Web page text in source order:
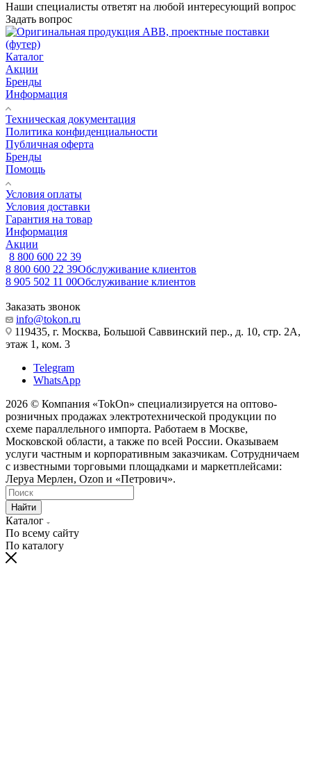
Наши специалисты ответят на любой интересующий вопрос
Задать вопрос
Каталог
Акции
Бренды
Информация
Техническая документация
Политика конфиденциальности
Публичная оферта
Бренды
Помощь
Условия оплаты
Условия доставки
Гарантия на товар
Информация
Акции
8 800 600 22 39
8 800 600 22 39Обслуживание клиентов
8 905 502 11 00Обслуживание клиентов
Заказать звонок
info@tokon.ru
119435, г. Москва, Большой Саввинский пер., д. 10, стр. 2А,
этаж 1, ком. 3
Telegram
WhatsApp
2026 © Компания «TokOn» специализируется на оптово-
розничных продажах электротехнической продукции по
схеме параллельного импорта. Работаем в Москве,
Московской области, а также по всей России. Оказываем
услуги частным и корпоративным заказчикам. Сотрудничаем
с известными торговыми площадками и маркетплейсами:
Леруа Мерлен, Ozon и «Петрович».
Найти
Каталог
По всему сайту
По каталогу